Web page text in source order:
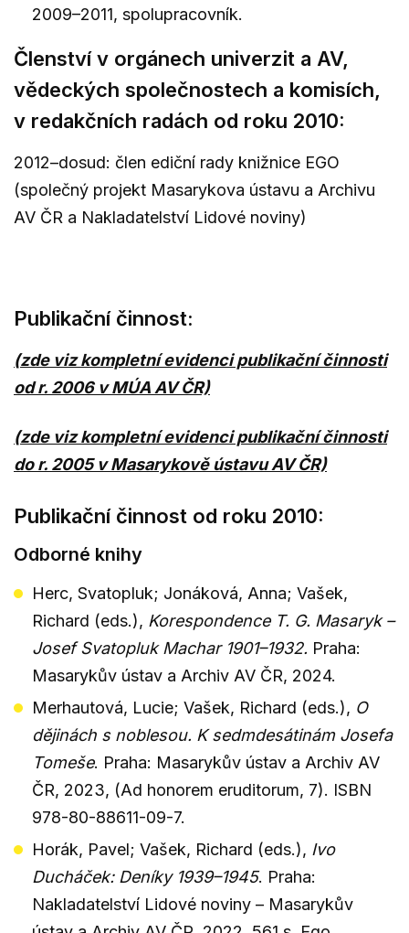
2009–2011, spolupracovník.
Členství v orgánech univerzit a AV,
vědeckých společnostech a komisích,
v redakčních radách od roku 2010:
2012–dosud: člen ediční rady knižnice EGO
(společný projekt Masarykova ústavu a Archivu
AV ČR a Nakladatelství Lidové noviny)
Publikační činnost:
(zde viz kompletní evidenci publikační činnosti
od r. 2006 v MÚA AV ČR)
(zde viz kompletní evidenci publikační činnosti
do r. 2005 v Masarykově ústavu AV ČR)
Publikační činnost od roku 2010:
Odborné knihy
Herc, Svatopluk; Jonáková, Anna; Vašek,
Richard (eds.), Korespondence T. G. Masaryk –
Josef Svatopluk Machar 1901–1932. Praha:
Masarykův ústav a Archiv AV ČR, 2024.
Merhautová, Lucie; Vašek, Richard (eds.), O
dějinách s noblesou. K sedmdesátinám Josefa
Tomeše. Praha: Masarykův ústav a Archiv AV
ČR, 2023, (Ad honorem eruditorum, 7). ISBN
978-80-88611-09-7.
Horák, Pavel; Vašek, Richard (eds.), Ivo
Ducháček: Deníky 1939–1945. Praha:
Nakladatelství Lidové noviny – Masarykův